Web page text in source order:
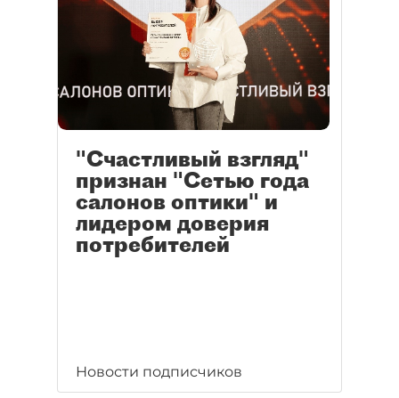
"Счастливый взгляд"
признан "Сетью года
салонов оптики" и
лидером доверия
потребителей
Новости подписчиков